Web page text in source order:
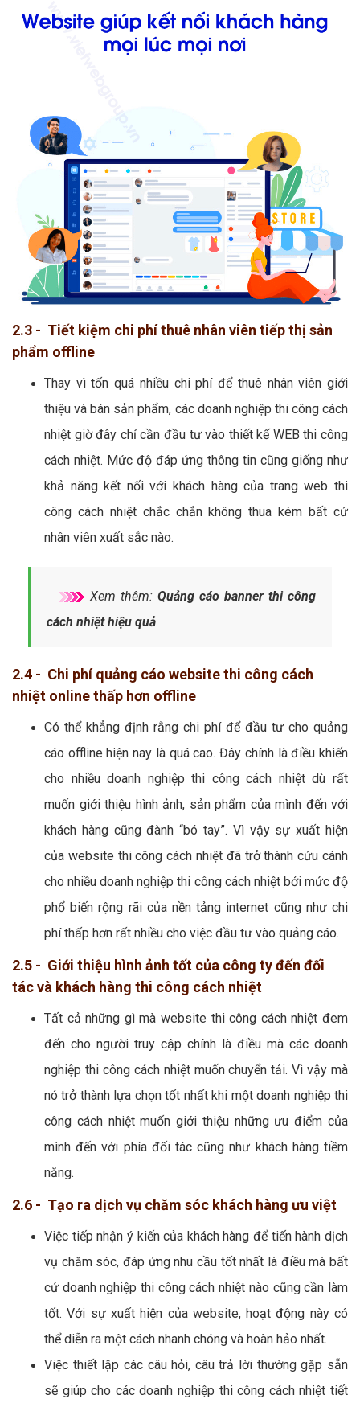
2.3 - Tiết kiệm chi phí thuê nhân viên tiếp thị sản
phẩm offline
Thay vì tốn quá nhiều chi phí để thuê nhân viên giới
thiệu và bán sản phẩm, các doanh nghiệp thi công cách
nhiệt giờ đây chỉ cần đầu tư vào thiết kế WEB thi công
cách nhiệt. Mức độ đáp ứng thông tin cũng giống như
khả năng kết nối với khách hàng của trang web thi
công cách nhiệt chắc chắn không thua kém bất cứ
nhân viên xuất sắc nào.
Xem thêm: Quảng cáo banner thi công
cách nhiệt hiệu quả
2.4 - Chi phí quảng cáo website thi công cách
nhiệt online thấp hơn offline
Có thể khẳng định rằng chi phí để đầu tư cho quảng
cáo offline hiện nay là quá cao. Đây chính là điều khiến
cho nhiều doanh nghiệp thi công cách nhiệt dù rất
muốn giới thiệu hình ảnh, sản phẩm của mình đến với
khách hàng cũng đành “bó tay”. Vì vậy sự xuất hiện
của website thi công cách nhiệt đã trở thành cứu cánh
cho nhiều doanh nghiệp thi công cách nhiệt bởi mức độ
phổ biến rộng rãi của nền tảng internet cũng như chi
phí thấp hơn rất nhiều cho việc đầu tư vào quảng cáo.
2.5 - Giới thiệu hình ảnh tốt của công ty đến đối
tác và khách hàng thi công cách nhiệt
Tất cả những gì mà website thi công cách nhiệt đem
đến cho người truy cập chính là điều mà các doanh
nghiệp thi công cách nhiệt muốn chuyển tải. Vì vậy mà
nó trở thành lựa chọn tốt nhất khi một doanh nghiệp thi
công cách nhiệt muốn giới thiệu những ưu điểm của
mình đến với phía đối tác cũng như khách hàng tiềm
năng.
2.6 - Tạo ra dịch vụ chăm sóc khách hàng ưu việt
Việc tiếp nhận ý kiến của khách hàng để tiến hành dịch
vụ chăm sóc, đáp ứng nhu cầu tốt nhất là điều mà bất
cứ doanh nghiệp thi công cách nhiệt nào cũng cần làm
tốt. Với sự xuất hiện của website, hoạt động này có
thể diễn ra một cách nhanh chóng và hoàn hảo nhất.
Việc thiết lập các câu hỏi, câu trả lời thường gặp sẵn
sẽ giúp cho các doanh nghiệp thi công cách nhiệt tiết